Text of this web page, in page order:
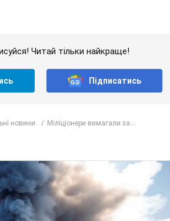
Читай тільки найкраще!
Підписатись
новини Міліціонери вимагали за...